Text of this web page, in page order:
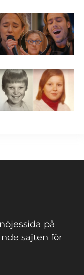
på
sajten för